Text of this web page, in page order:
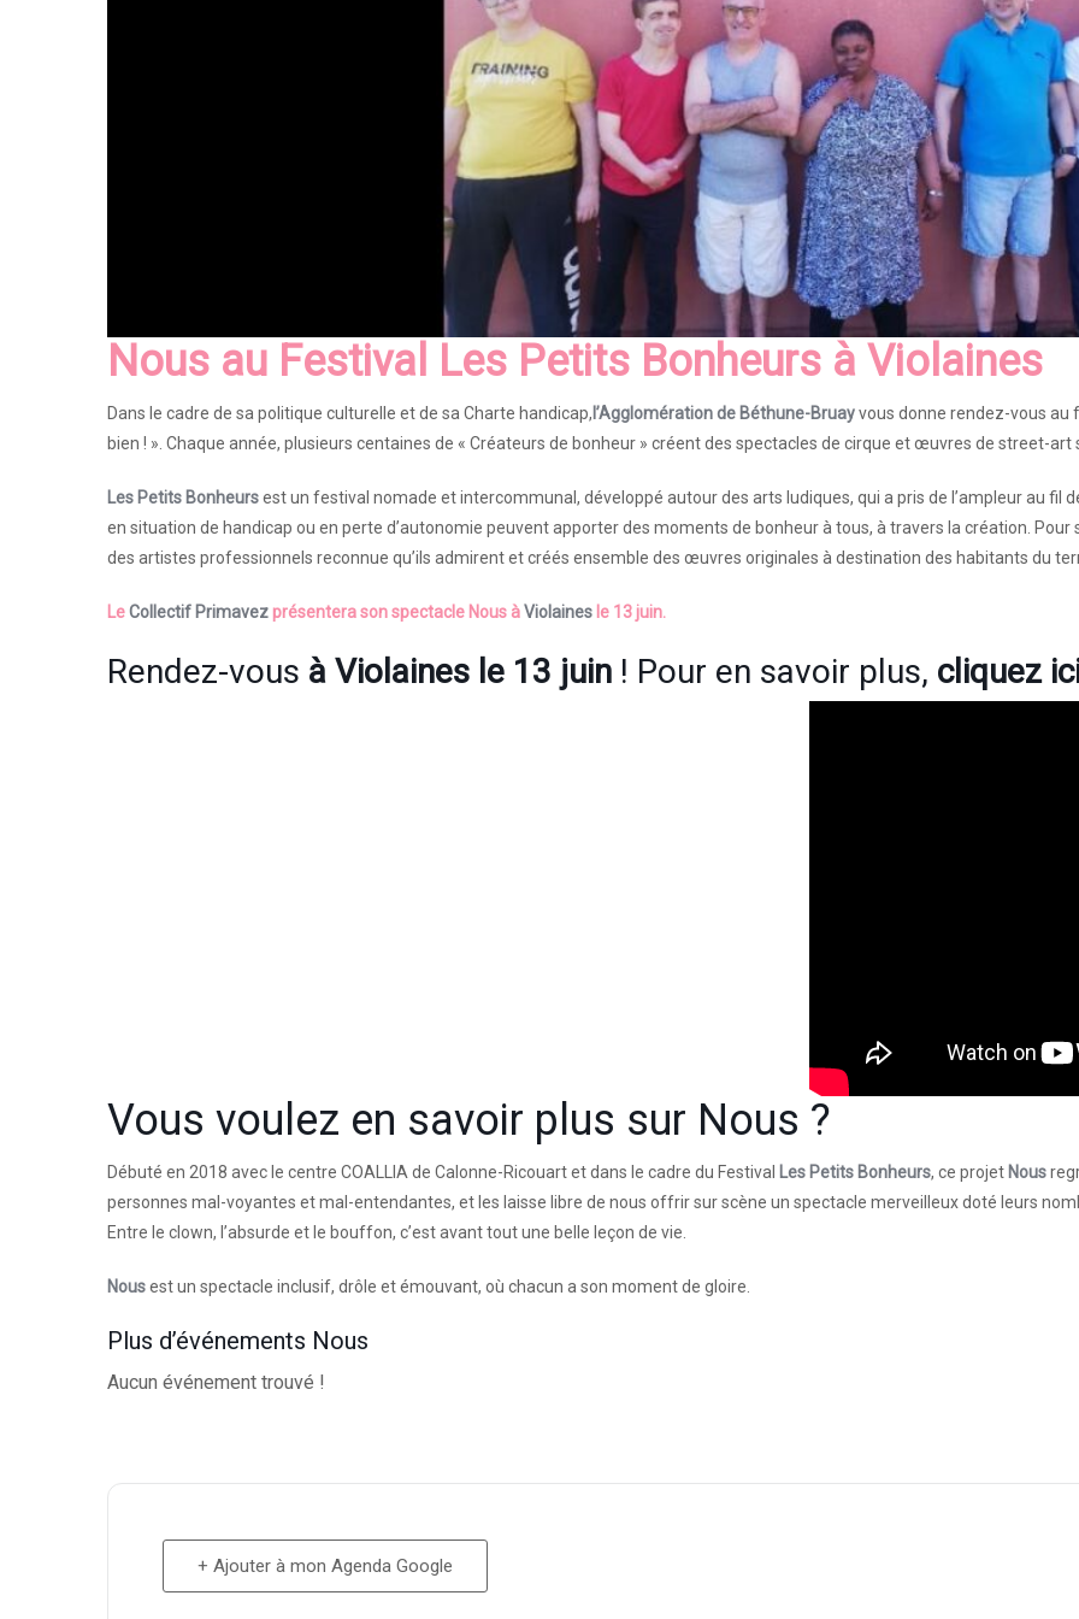
Nous au Festival Les Petits Bonheurs à Violaines
Dans le cadre de sa politique culturelle et de sa Charte handicap, l’Agglomération de Béthune-Bruayvous donne rendez-vous au
bien ! ». Chaque année, plusieurs centaines de « Créateurs de bonheur » créent des spectacles de cirque et œuvres de street-art
Les Petits Bonheursest un festival nomade et intercommunal, développé autour des arts ludiques, qui a pris de l’ampleur au fil
en situation de handicap ou en perte d’autonomie peuvent apporter des moments de bonheur à tous, à travers la création.
des artistes professionnels reconnue qu’ils admirent et créés ensemble des œuvres originales à destination des habitants du
LeCollectif Primavezprésentera son spectacle Nous àViolaines le 13 juin.
Rendez-vous à Violaines le 13 juin ! Pour en savoir plus, cliquez
Vous voulez en savoir plus sur Nous ?
Débuté en 2018 avec le centre COALLIA de Calonne-Ricouart et dans le cadre du Festival Les Petits Bonheurs, ce projet Nous
personnes mal-voyantes et mal-entendantes, et les laisse libre de nous offrir sur scène un spectacle merveilleux doté leurs
Entre le clown, l’absurde et le bouffon, c’est avant tout une belle leçon de vie.
Nousest un spectacle inclusif, drôle et émouvant, où chacun a son moment de gloire.
Plus d’événements Nous
Aucun événement trouvé !
+ Ajouter à mon Agenda Google